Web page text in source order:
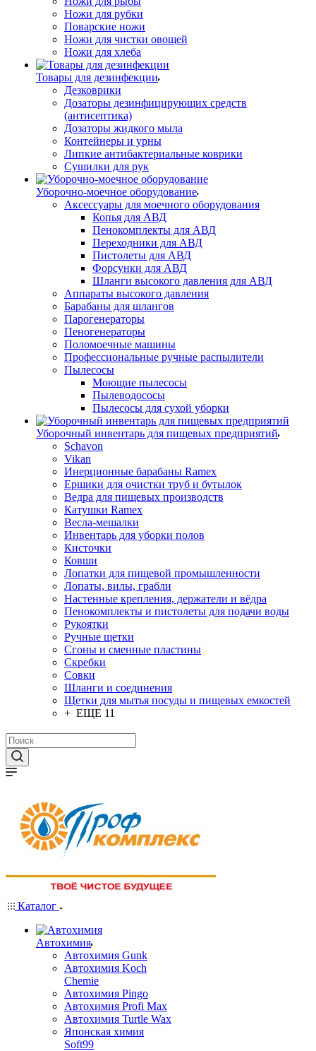
Ножи для рубки
Поварские ножи
Ножи для чистки овощей
Ножи для хлеба
Товары для дезинфекции
Дезковрики
Дозаторы дезинфицирующих средств
(антисептика)
Дозаторы жидкого мыла
Контейнеры и урны
Липкие антибактериальные коврики
Сушилки для рук
Уборочно-моечное оборудование
Аксессуары для моечного оборудования
Копья для АВД
Пенокомплекты для АВД
Переходники для АВД
Пистолеты для АВД
Форсунки для АВД
Шланги высокого давления для АВД
Аппараты высокого давления
Барабаны для шлангов
Парогенераторы
Пеногенераторы
Поломоечные машины
Профессиональные ручные распылители
Пылесосы
Моющие пылесосы
Пылеводососы
Пылесосы для сухой уборки
Уборочный инвентарь для пищевых предприятий
Schavon
Vikan
Инерционные барабаны Ramex
Ершики для очистки труб и бутылок
Ведра для пищевых производств
Катушки Ramex
Весла-мешалки
Инвентарь для уборки полов
Кисточки
Ковши
Лопатки для пищевой промышленности
Лопаты, вилы, грабли
Настенные крепления, держатели и вёдра
Пенокомплекты и пистолеты для подачи воды
Рукоятки
Ручные щетки
Сгоны и сменные пластины
Скребки
Совки
Шланги и соединения
Щетки для мытья посуды и пищевых емкостей
+ ЕЩЕ 11
Каталог
Автохимия
Автохимия Gunk
Автохимия Koch
Chemie
Автохимия Pingo
Автохимия Profi Max
Автохимия Turtle Wax
Японская химия
Soft99